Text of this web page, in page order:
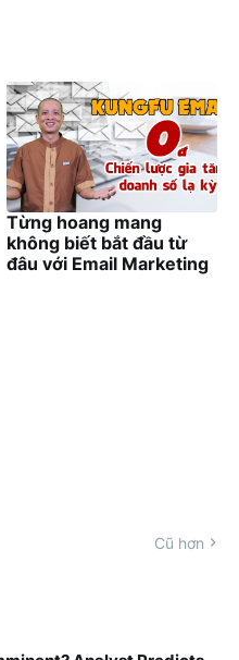
Từng hoang mang
không biết bắt đầu từ
đâu với Email Marketing
Cũ hơn